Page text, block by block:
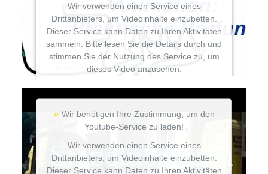
Powered byUsercentrics Consent Management
Platform
Wir verwenden einen Service eines
Drittanbieters, um Videoinhalte einzubetten.
Dieser Service kann Daten zu Ihren Aktivitäten
sammeln. Bitte lesen Sie die Details durch und
stimmen Sie der Nutzung des Service zu, um
dieses Video anzusehen.
Mehr Informationen
Akzeptieren
Powered byUsercentrics Consent Management
Platform
Wir benötigen Ihre Zustimmung, um den
Youtube-Service zu laden!
Wir verwenden einen Service eines
Drittanbieters, um Videoinhalte einzubetten.
Dieser Service kann Daten zu Ihren Aktivitäten